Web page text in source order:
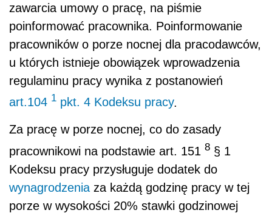
zawarcia umowy o pracę, na piśmie
poinformować pracownika. Poinformowanie
pracowników o porze nocnej dla pracodawców,
u których istnieje obowiązek wprowadzenia
regulaminu pracy wynika z postanowień
art.104 1 pkt. 4 Kodeksu pracy.
Za pracę w porze nocnej, co do zasady
pracownikowi na podstawie art. 151 8 § 1
Kodeksu pracy przysługuje dodatek do
wynagrodzenia za każdą godzinę pracy w tej
porze w wysokości 20% stawki godzinowej